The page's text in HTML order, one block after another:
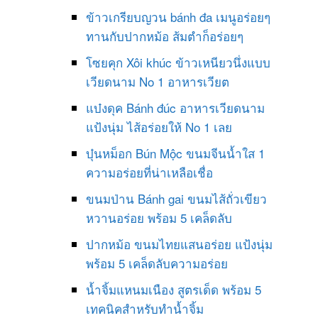
ข้าวเกรียบญวน bánh đa เมนูอร่อยๆ
ทานกับปากหม้อ ส้มตำก็อร่อยๆ
โซยคุก Xôi khúc ข้าวเหนียวนึ่งแบบ
เวียดนาม No 1 อาหารเวียต
แบ๋งดุค Bánh đúc อาหารเวียดนาม
แป้งนุ่ม ไส้อร่อยให้ No 1 เลย
บุ๋นหม็อก Bún Mộc ขนมจีนน้ำใส 1
ความอร่อยที่น่าเหลือเชื่อ
ขนมป่าน Bánh gai ขนมไส้ถั่วเขียว
หวานอร่อย พร้อม 5 เคล็ดลับ
ปากหม้อ ขนมไทยแสนอร่อย แป้งนุ่ม
พร้อม 5 เคล็ดลับความอร่อย
น้ำจิ้มแหนมเนือง สูตรเด็ด พร้อม 5
เทคนิคสำหรับทำน้ำจิ้ม